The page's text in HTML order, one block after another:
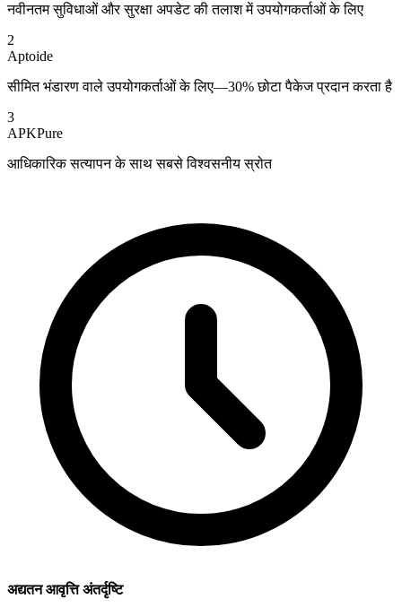
नवीनतम सुविधाओं और सुरक्षा अपडेट की तलाश में उपयोगकर्ताओं के लिए
2
Aptoide
सीमित भंडारण वाले उपयोगकर्ताओं के लिए—30% छोटा पैकेज प्रदान करता है
3
APKPure
आधिकारिक सत्यापन के साथ सबसे विश्वसनीय स्रोत
अद्यतन आवृत्ति अंतर्दृष्टि